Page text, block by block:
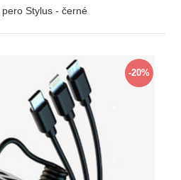
pero Stylus - černé
-20%